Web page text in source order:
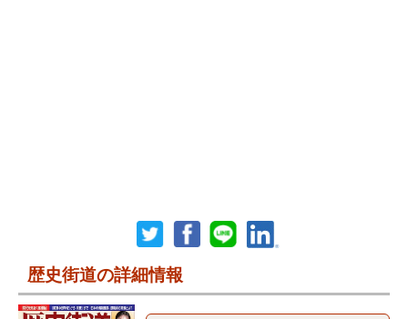
歴史街道の詳細情報